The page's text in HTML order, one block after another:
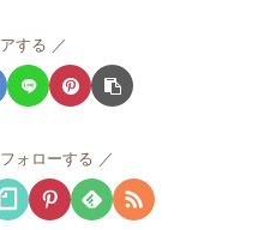
する
ォローする